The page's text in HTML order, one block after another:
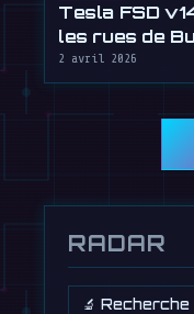
Tesla FSD
les rues de
2 avril 2026
RADAR
🔬 Recherche